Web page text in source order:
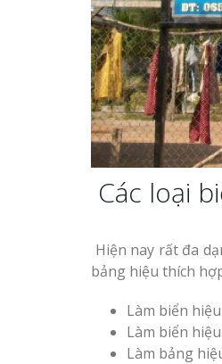
Các loại
Hiện nay rất đa
bảng hiệu thích
Làm biển
Làm biển
Làm bảng